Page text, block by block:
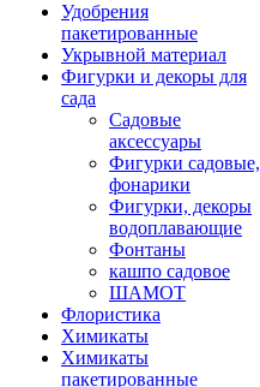
Удобрения
пакетированные
Укрывной материал
Фигурки и декоры для
сада
Садовые
аксессуары
Фигурки садовые,
фонарики
Фигурки, декоры
водоплавающие
Фонтаны
кашпо садовое
ШАМОТ
Флористика
Химикаты
Химикаты
пакетированные